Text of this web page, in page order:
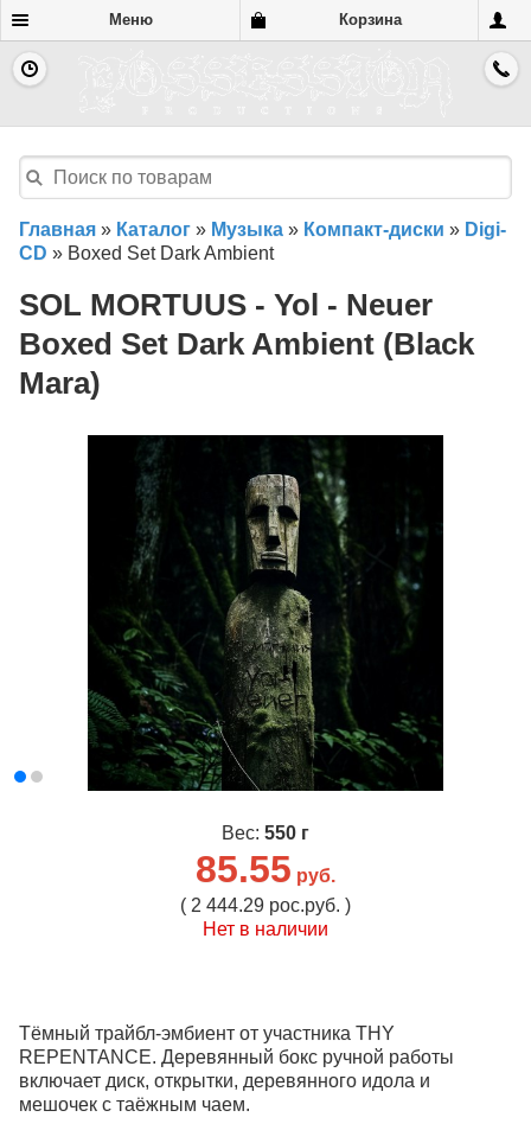
Меню Корзина
Главная » Каталог » Музыка » Компакт-диски » Digi-
CD » Boxed Set Dark Ambient
SOL MORTUUS - Yol - Neuer
Boxed Set Dark Ambient (Black
Mara)
Вес: 550 г
85.55 руб.
( 2 444.29 рос.руб. )
Нет в наличии
Тёмный трайбл-эмбиент от участника THY
REPENTANCE. Деревянный бокс ручной работы
включает диск, открытки, деревянного идола и
мешочек с таёжным чаем.